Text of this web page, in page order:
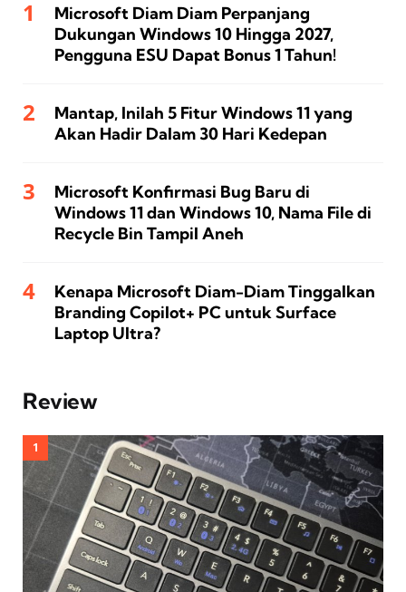
Microsoft Diam Diam Perpanjang
Dukungan Windows 10 Hingga 2027,
Pengguna ESU Dapat Bonus 1 Tahun!
Mantap, Inilah 5 Fitur Windows 11 yang
Akan Hadir Dalam 30 Hari Kedepan
Microsoft Konfirmasi Bug Baru di
Windows 11 dan Windows 10, Nama File di
Recycle Bin Tampil Aneh
Kenapa Microsoft Diam-Diam Tinggalkan
Branding Copilot+ PC untuk Surface
Laptop Ultra?
Review